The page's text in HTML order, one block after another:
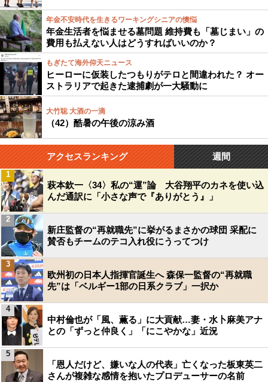
年金不安時代を生きるワーキングシニアの懊悩
年金生活者を悩ませる墓問題 維持費も「墓じまい」の
費用も払えない人はどうすればいいのか？
もぎたて海外仰天ニュース
ヒーローに仮装したつもりがテロと間違われた？ オー
ストラリアで起きた逮捕劇が一大騒動に
大竹聡 大酒の一滴
（42）酷暑の午後の涼み酒
アクセスランキング 週間
萩本欽一〈34〉私の“運”論 大谷翔平のカネを使い込
んだ通訳に「小さな声で『ありがとう』」
1
新庄監督の“再就職先”に挙がるまさかの球団 采配に
賛否もチームのテコ入れ役にうってつけ
2
欧州初の日本人指揮官誕生へ 森保一監督の“再就職
先”は「ベルギー1部の日系クラブ」一択か
3
中村倫也が「風、薫る」に大貢献…妻・水卜麻美アナ
との「ずっと仲良く」「にこやかな」近況
4
「恩人だけど、嫌いな人の代表」亡くなった板東英二
さんが複雑な感情を抱いたプロデューサーの名前
5